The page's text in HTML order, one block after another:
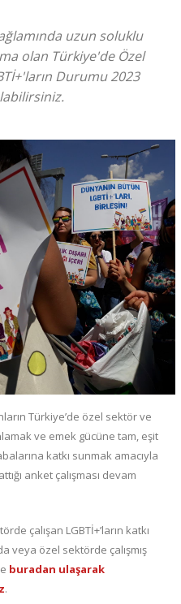
uzun soluklu
olan Türkiye'de Özel
Durumu 2023
Türkiye’de özel sektör ve
ve emek gücüne tam, eşit
katkı sunmak amacıyla
anket çalışması devam
çalışan LGBTİ+’ların katkı
veya özel sektörde çalışmış
buradan ulaşarak
.